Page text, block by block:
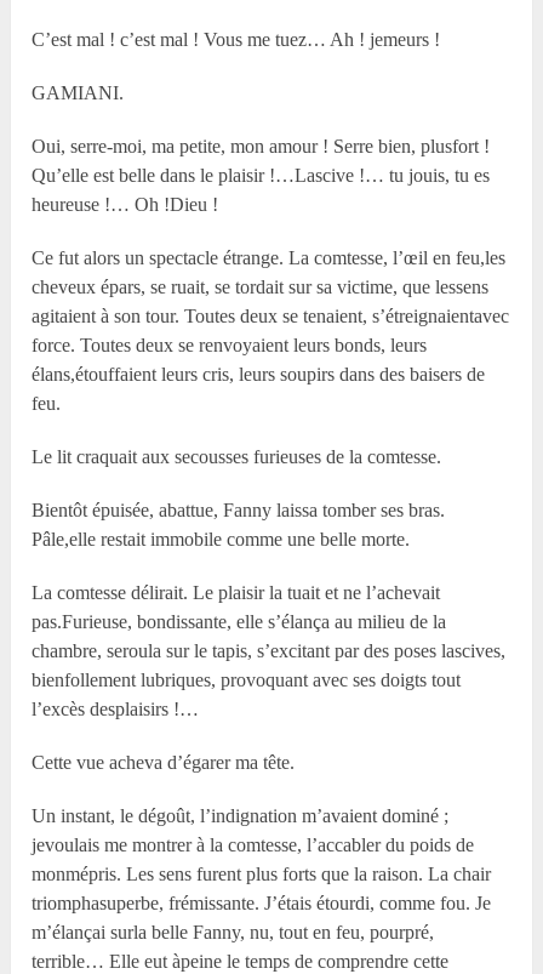
C’est mal ! c’est mal ! Vous me tuez… Ah ! jemeurs !
GAMIANI.
Oui, serre-moi, ma petite, mon amour ! Serre bien, plusfort !
Qu’elle est belle dans le plaisir !…Lascive !… tu jouis, tu es
heureuse !… Oh !Dieu !
Ce fut alors un spectacle étrange. La comtesse, l’œil en feu,les
cheveux épars, se ruait, se tordait sur sa victime, que lessens
agitaient à son tour. Toutes deux se tenaient, s’étreignaientavec
force. Toutes deux se renvoyaient leurs bonds, leurs
élans,étouffaient leurs cris, leurs soupirs dans des baisers de
feu.
Le lit craquait aux secousses furieuses de la comtesse.
Bientôt épuisée, abattue, Fanny laissa tomber ses bras.
Pâle,elle restait immobile comme une belle morte.
La comtesse délirait. Le plaisir la tuait et ne l’achevait
pas.Furieuse, bondissante, elle s’élança au milieu de la
chambre, seroula sur le tapis, s’excitant par des poses lascives,
bienfollement lubriques, provoquant avec ses doigts tout
l’excès desplaisirs !…
Cette vue acheva d’égarer ma tête.
Un instant, le dégoût, l’indignation m’avaient dominé ;
jevoulais me montrer à la comtesse, l’accabler du poids de
monmépris. Les sens furent plus forts que la raison. La chair
triomphasuperbe, frémissante. J’étais étourdi, comme fou. Je
m’élançai surla belle Fanny, nu, tout en feu, pourpré,
terrible… Elle eut àpeine le temps de comprendre cette